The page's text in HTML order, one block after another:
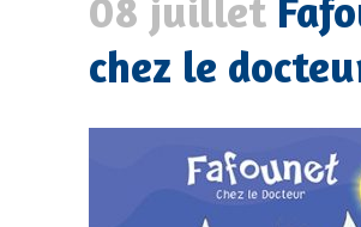
08 juillet
chez le